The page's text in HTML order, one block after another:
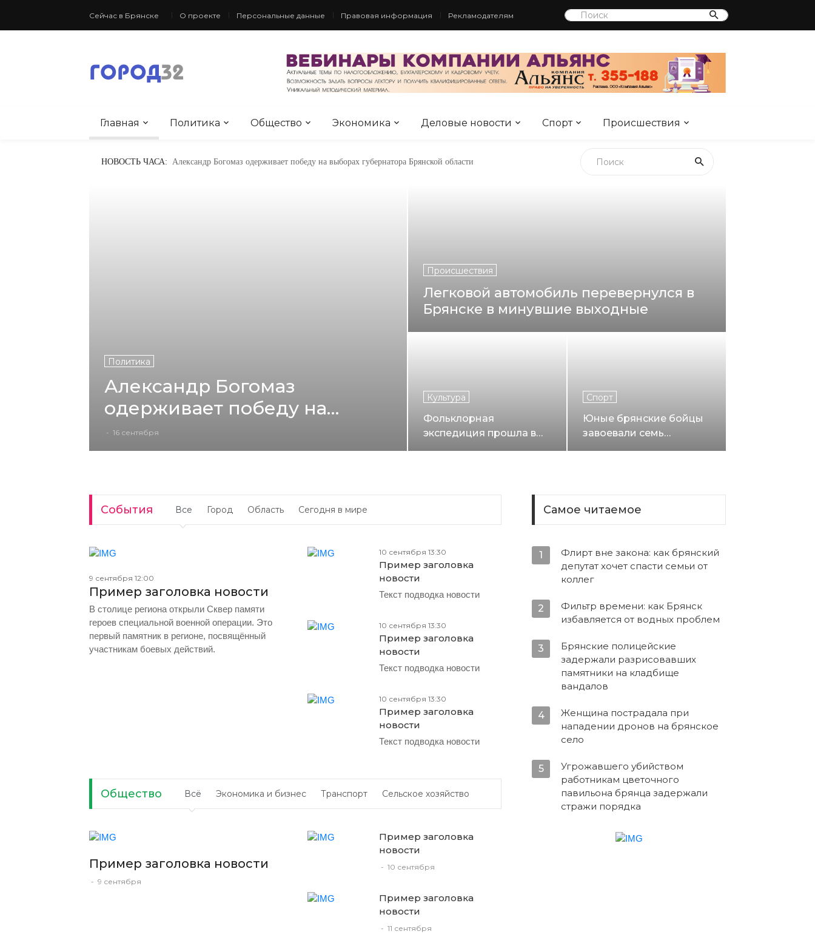
Сейчас в Брянске О проекте Персональные данные Правовая информация Рекламодателям
Главная Политика Общество Экономика Деловые новости Спорт Происшествия
НОВОСТЬ ЧАСА:
Минувшей ночью подразделения ПВО сбили 10 БпЛА над Брянщиной.
Политика
Александр Богомаз
одерживает победу на
выборах губернатора
Брянской области
- 16 сентября
Происшествия
Легковой автомобиль перевернулся в
Брянске в минувшие выходные
Культура
Фольклорная
экспедиция прошла в
Спорт
Юные брянские бойцы
завоевали семь
События Все Город Область Сегодня в мире
9 сентября 12:00
Пример заголовка новости
В столице региона открыли Сквер памяти
героев специальной военной операции. Это
первый памятник в регионе, посвящённый
участникам боевых действий.
10 сентября 13:30
Пример заголовка
новости
Текст подводка новости
10 сентября 13:30
Пример заголовка
новости
Текст подводка новости
10 сентября 13:30
Пример заголовка
новости
Текст подводка новости
Общество Всё Экономика и бизнес Транспорт Сельское хозяйство
Пример заголовка новости
- 9 сентября
Пример заголовка
новости
- 10 сентября
Пример заголовка
новости
- 11 сентября
Самое читаемое
1
Флирт вне закона: как брянский
депутат хочет спасти семьи от
коллег
2
Фильтр времени: как Брянск
избавляется от водных проблем
3
Брянские полицейские
задержали разрисовавших
памятники на кладбище
вандалов
4
Женщина пострадала при
нападении дронов на брянское
село
5
Угрожавшего убийством
работникам цветочного
павильона брянца задержали
стражи порядка